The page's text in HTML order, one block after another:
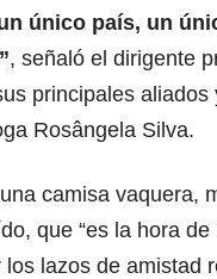
único país, un
, señaló el dirigente
principales aliados
Rosângela Silva.
camisa vaquera,
que “es la hora de
lazos de amistad